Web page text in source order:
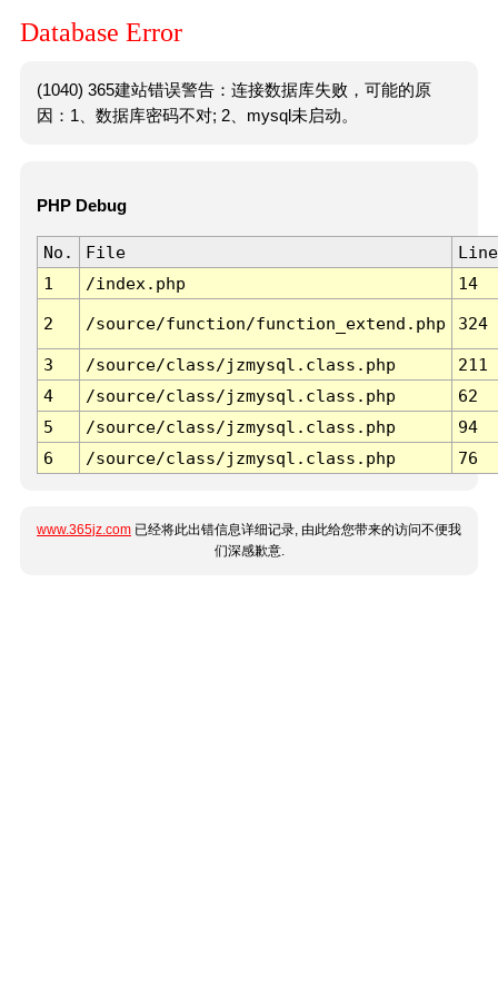
Database Error
(1040) 365建站错误警告：连接数据库失败，可能的原
因：1、数据库密码不对; 2、mysql未启动。
PHP Debug
No. File
Line
1
/index.php 14
2 /source/function/function_extend.php 324
3 /source/class/jzmysql.class.php
211
4
/source/class/jzmysql.class.php
62
5
/source/class/jzmysql.class.php
94
6
/source/class/jzmysql.class.php 76
www.365jz.com 已经将此出错信息详细记录, 由此给您带来的访问不便我
们深感歉意.